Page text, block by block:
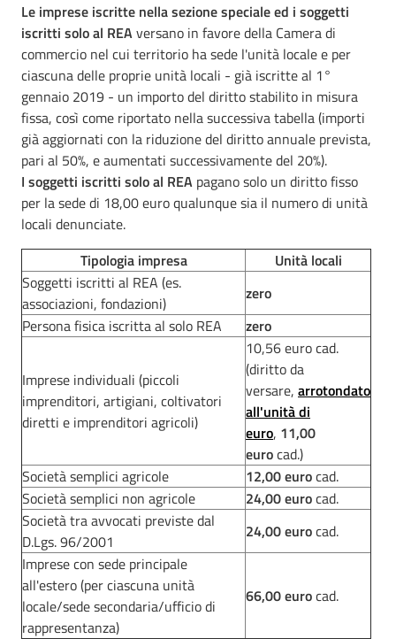
Le imprese iscritte nella sezione speciale ed i soggetti
iscritti solo al REAversano in favore della Camera di
commercio nel cui territorio ha sede l'unità locale e per
ciascuna delle proprie unità locali - già iscritte al 1°
gennaio 2019 - un importo del diritto stabilito in misura
fissa, così come riportato nella successiva tabella (importi
già aggiornati con la riduzione del diritto annuale prevista,
pari al 50%, e aumentati successivamente del 20%).
I soggetti iscritti solo al REA pagano solo un diritto fisso
per la sede di 18,00 euro qualunque sia il numero di unità
locali denunciate.
Tipologia impresa
Unità locali
Soggetti iscritti al REA (es.
associazioni, fondazioni)
zero
Persona fisica iscritta al solo REA
zero
Imprese individuali (piccoli
imprenditori, artigiani, coltivatori
diretti e imprenditori agricoli)
10,56 euro cad.
(diritto da
versare, arrotondato
all'unità di
euro, 11,00
eurocad.)
Società semplici agricole
12,00 eurocad.
Società semplici non agricole
24,00 eurocad.
Società tra avvocati previste dal
D.Lgs. 96/2001
24,00 eurocad.
Imprese con sede principale
all'estero (per ciascuna unità
locale/sede secondaria/ufficio di
rappresentanza)
66,00 eurocad.